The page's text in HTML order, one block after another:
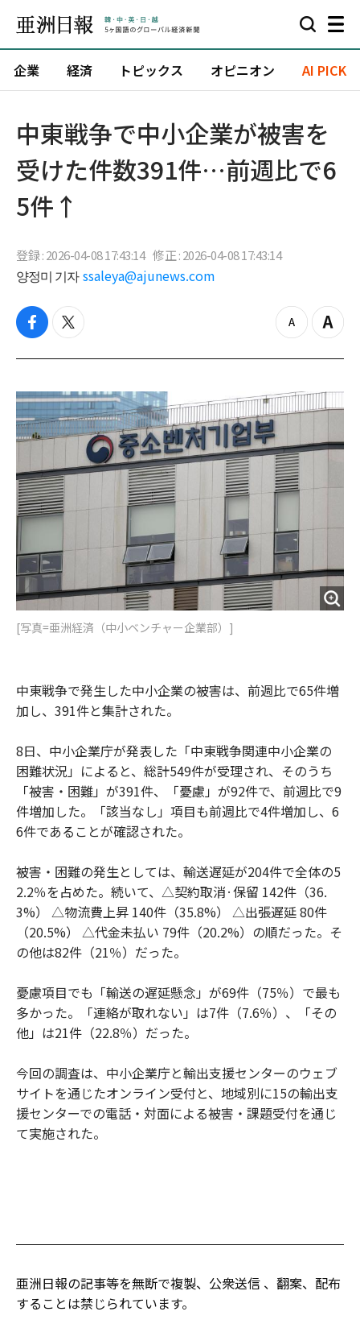
企業 経済 トピックス オピニオン AI PICK
中東戦争で中小企業が被害を
受けた件数391件…前週比で6
5件↑
登録 : 2026-04-08 17:43:14 修正 : 2026-04-08 17:43:14
양정미 기자 ssaleya@ajunews.com
f
c
b
o
o
k
t
i
t
e
r
z
o
o
Z
o
i
n
[写真=亜洲経済（中小ベンチャー企業部）]
中東戦争で発生した中小企業の被害は、前週比で65件増
加し、391件と集計された。
8日、中小企業庁が発表した「中東戦争関連中小企業の
困難状況」によると、総計549件が受理され、そのうち
「被害・困難」が391件、「憂慮」が92件で、前週比で9
件増加した。「該当なし」項目も前週比で4件増加し、6
6件であることが確認された。
被害・困難の発生としては、輸送遅延が204件で全体の5
2.2％を占めた。続いて、△契約取消·保留 142件（36.
3%） △物流費上昇 140件（35.8%） △出張遅延 80件
（20.5%） △代金未払い 79件（20.2%）の順だった。そ
の他は82件（21％）だった。
憂慮項目でも「輸送の遅延懸念」が69件（75％）で最も
多かった。「連絡が取れない」は7件（7.6％）、「その
他」は21件（22.8％）だった。
今回の調査は、中小企業庁と輸出支援センターのウェブ
サイトを通じたオンライン受付と、地域別に15の輸出支
援センターでの電話・対面による被害・課題受付を通じ
て実施された。
亜洲日報の記事等を無断で複製、公衆送信 、翻案、配布
することは禁じられています。